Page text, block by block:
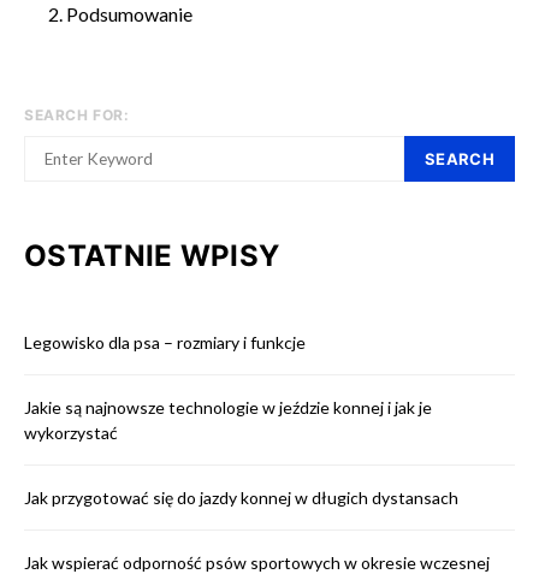
Podsumowanie
SEARCH FOR:
SEARCH
OSTATNIE WPISY
Legowisko dla psa – rozmiary i funkcje
Jakie są najnowsze technologie w jeździe konnej i jak je
wykorzystać
Jak przygotować się do jazdy konnej w długich dystansach
Jak wspierać odporność psów sportowych w okresie wczesnej